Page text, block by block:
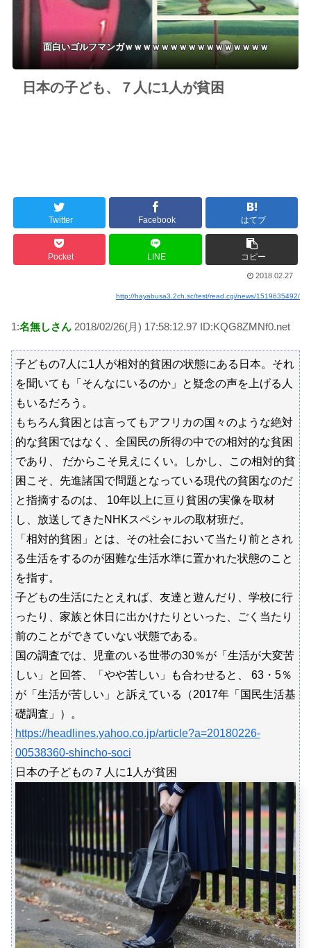
面白いゴルフマンガｗｗｗｗｗｗｗｗｗｗｗｗｗｗｗｗ
日本の子ども、７人に1人が貧困
Twitter Facebook はてブ
Pocket LINE コピー
2018.02.27
http://hayabusa3.2ch.sc/test/read.cgi/news/1519635492/
1:名無しさん 2018/02/26(月) 17:58:12.97 ID:KQG8ZMNf0.net
子どもの7人に1人が相対的貧困の状態にある日本。それ
を聞いても「そんなにいるのか」と疑念の声を上げる人
もいるだろう。
もちろん貧困とは言ってもアフリカの国々のような絶対
的な貧困ではなく、全国民の所得の中での相対的な貧困
であり、 だからこそ見えにくい。しかし、この相対的貧
困こそ、先進諸国で問題となっている現代の貧困なのだ
と指摘するのは、 10年以上に亘り貧困の実像を取材
し、放送してきたNHKスペシャルの取材班だ。
「相対的貧困」とは、その社会において当たり前とされ
る生活をするのが困難な生活水準に置かれた状態のこと
を指す。
子どもの生活にたとえれば、友達と遊んだり、学校に行
ったり、家族と休日に出かけたりといった、ごく当たり
前のことができていない状態である。
国の調査では、児童のいる世帯の30％が「生活が大変苦
しい」と回答、「やや苦しい」も合わせると、 63・5％
が「生活が苦しい」と訴えている（2017年「国民生活基
礎調査」）。
https://headlines.yahoo.co.jp/article?a=20180226-
00538360-shincho-soci
日本の子どもの７人に1人が貧困